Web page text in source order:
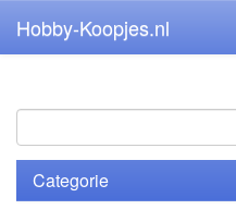
Hobby-Koopjes.nl
Categorie